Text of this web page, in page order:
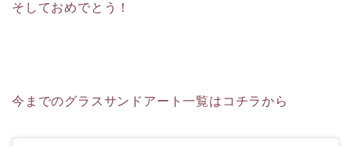
そしておめでとう！
今までのグラスサンドアート一覧はコチラから